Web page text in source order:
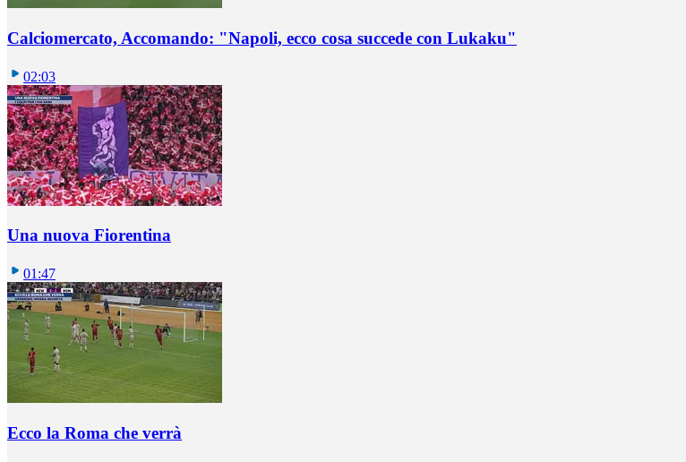
Calciomercato, Accomando: "Napoli, ecco cosa succede con Lukaku"
02:03
Una nuova Fiorentina
01:47
Ecco la Roma che verrà